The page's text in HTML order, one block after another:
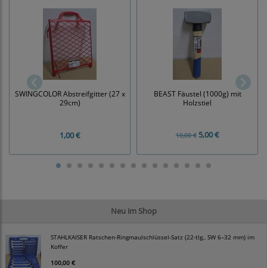
Neu im Shop
STAHLKAISER Ratschen-Ringmaulschlüssel-Satz (22-tlg., SW 6–32 mm) im
Koffer
100,00 €
SWINGCOLOR Abstreifgitter (27 x
29cm)
1,00 €
BEAST Fäustel (1000g) mit
Holzstiel
10,00 €5,00 €